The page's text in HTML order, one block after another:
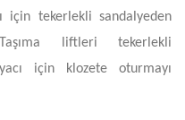
için tekerlekli sandalyeden
liftleri tekerlekli
için klozete oturmayı